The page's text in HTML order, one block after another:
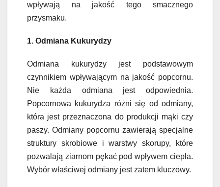
wpływają na jakość tego smacznego
przysmaku.
1. Odmiana Kukurydzy
Odmiana kukurydzy jest podstawowym
czynnikiem wpływającym na jakość popcornu.
Nie każda odmiana jest odpowiednia.
Popcornowa kukurydza różni się od odmiany,
która jest przeznaczona do produkcji mąki czy
paszy. Odmiany popcornu zawierają specjalne
struktury skrobiowe i warstwy skorupy, które
pozwalają ziarnom pękać pod wpływem ciepła.
Wybór właściwej odmiany jest zatem kluczowy.